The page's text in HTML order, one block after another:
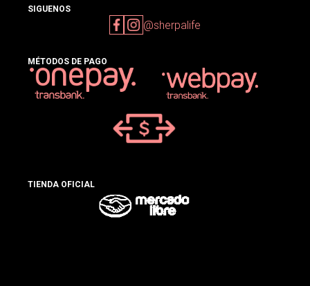
SIGUENOS
@sherpalife
MÉTODOS DE PAGO
TIENDA OFICIAL